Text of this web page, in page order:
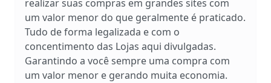
realizar suas compras em grandes sites com
um valor menor do que geralmente é praticado.
Tudo de forma legalizada e com o
concentimento das Lojas aqui divulgadas.
Garantindo a você sempre uma compra com
um valor menor e gerando muita economia.